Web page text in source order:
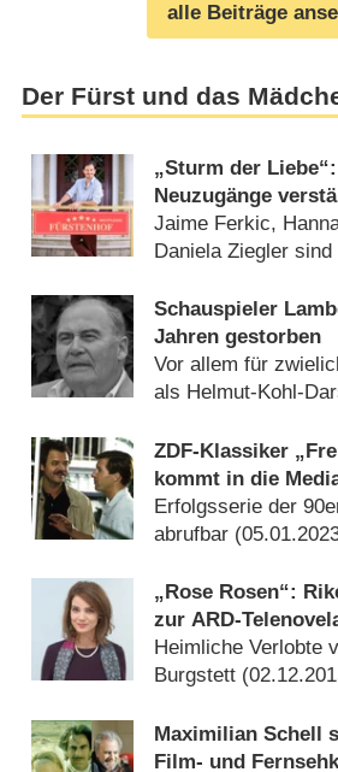
alle Beiträge
Der Fürst und das
„Sturm der
Neuzugänge
Telenovela
Jaime Ferkic,
Daniela Ziegler sind
Schauspieler
Jahren gestorben
Vor allem für
als Helmut-Kohl-
ZDF-Klassiker
kommt in die
Erfolgsserie der
abrufbar (
„Rose Rosen“:
zur ARD-
Heimliche Verlobte
Burgstett (
Maximilian Schell
Film- und